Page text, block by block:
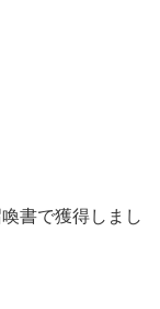
書で獲得しまし